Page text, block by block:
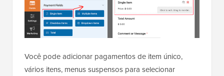
Você pode adicionar pagamentos de item único,
vários itens, menus suspensos para selecionar